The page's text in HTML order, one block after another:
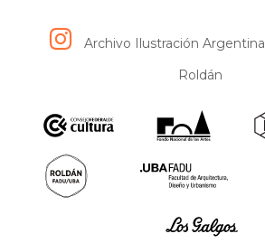
Archivo Ilustración Argentina
Roldán